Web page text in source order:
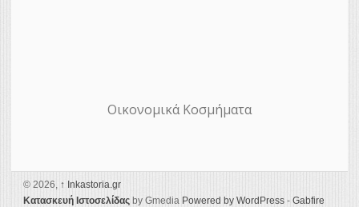
Οικονομικά Κοσμήματα
© 2026, ↑ Ιnkastoria.gr
Κατασκευή Ιστοσελίδας by Gmedia Powered by WordPress - Gabfire